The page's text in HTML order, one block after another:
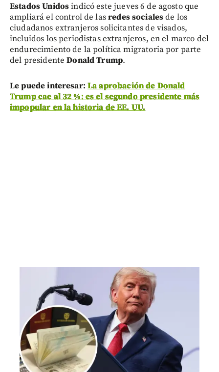
Estados Unidosindicó este jueves 6 de agosto que
ampliará el control de lasredes socialesde los
ciudadanos extranjeros solicitantes de visados,
incluidos los periodistas extranjeros, en el marco del
endurecimiento de la política migratoria por parte
del presidenteDonald Trump.
Le puede interesar: La aprobación de Donald
Trump cae al 32 %: es el segundo presidente más
impopular en la historia de EE. UU.